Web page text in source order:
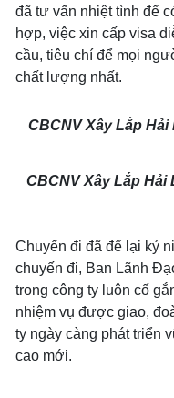
đã tư vấn nhiệt tình để
hợp, việc xin cấp visa
cầu, tiêu chí để mọi
chất lượng nhất.
CBCNV Xây Lắp
CBCNV Xây Lắp
Chuyến đi đã để lại kỷ
chuyến đi, Ban Lãnh
trong công ty luôn cố
nhiệm vụ được giao,
ty ngày càng phát triển
cao mới.